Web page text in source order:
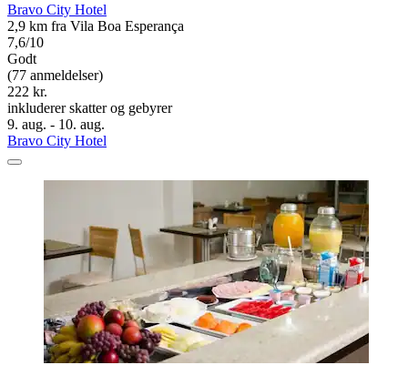
Bravo City Hotel
2,9 km fra Vila Boa Esperança
7,6/10
Godt
(77 anmeldelser)
222 kr.
inkluderer skatter og gebyrer
9. aug. - 10. aug.
Bravo City Hotel